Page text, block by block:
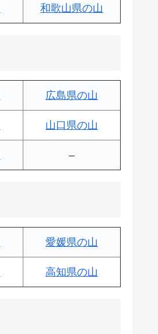
和歌山県の山
広島県の山
山口県の山
–
愛媛県の山
高知県の山